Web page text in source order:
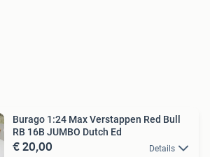
Burago 1:24 Max Verstappen Red Bull
RB 16B JUMBO Dutch Ed
€ 20,00 Details